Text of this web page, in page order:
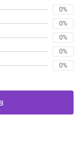
0%
0%
0%
0%
0%